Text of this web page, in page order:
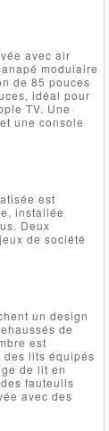
avec air
modulaire
de 85 pouces
idéal pour
TV. Une
une console
est
installée
Deux
de société
un design
de
est
des lits équipés
de lit en
fauteuils
avec des